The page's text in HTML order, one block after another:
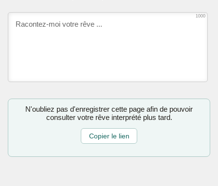
1000
N'oubliez pas d'enregistrer cette page afin de pouvoir
consulter votre rêve interprété plus tard.
Copier le lien